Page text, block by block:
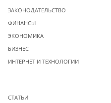
ЗАКОНОДАТЕЛЬСТВО
ФИНАНСЫ
ЭКОНОМИКА
БИЗНЕС
ИНТЕРНЕТ И ТЕХНОЛОГИИ
СТАТЬИ